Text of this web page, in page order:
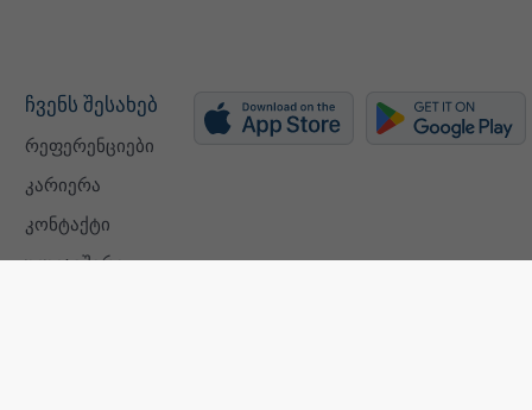
ჩვენს შესახებ
რეფერენციები
კარიერა
კონტაქტი
უკუკავშირი